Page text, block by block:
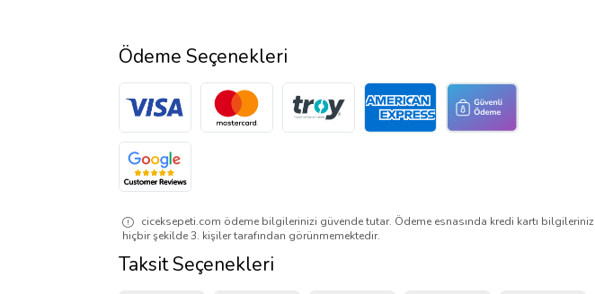
Ödeme Seçenekleri
ciceksepeti.com ödeme bilgilerinizi güvende tutar. Ödeme esnasında kredi kartı bilgileriniz
hiçbir şekilde 3. kişiler tarafından görünmemektedir.
Taksit Seçenekleri